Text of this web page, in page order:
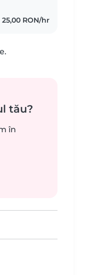
25,00 RON/hr
tău?
în